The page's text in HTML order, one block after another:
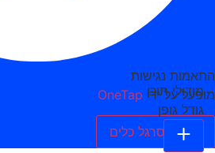
התאמות נגישות
מופעל על ידי OneTap
הסתר סרגל כלים
מודולי תוכן
גודל גופן